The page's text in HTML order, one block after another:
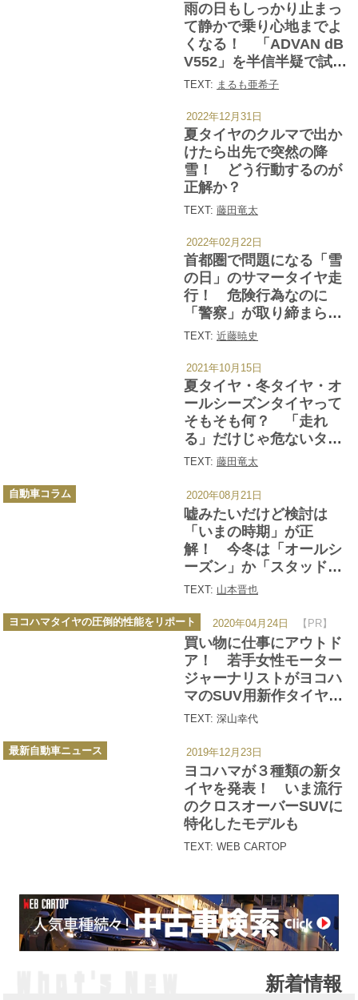
雨の日もしっかり止まっ
て静かで乗り心地までよ
くなる！ 「ADVAN dB
V552」を半信半疑で試し
たら本当にそんな都合の
TEXT: まるも亜希子
夏タイヤのクルマで出か
けたら出先で突然の降
雪！ どう行動するのが
正解か？
TEXT: 藤田竜太
2022年12月31日
首都圏で問題になる「雪
の日」のサマータイヤ走
行！ 危険行為なのに
「警察」が取り締まらな
いワケ
TEXT: 近藤暁史
2022年02月22日
夏タイヤ・冬タイヤ・オ
ールシーズンタイヤって
そもそも何？ 「走れ
る」だけじゃ危ないタイ
ヤの選び方
TEXT: 藤田竜太
2021年10月15日
嘘みたいだけど検討は
「いまの時期」が正
解！ 今冬は「オールシ
ーズン」か「スタッドレ
ス」かドチラを選ぶのが
TEXT: 山本晋也
カ
テ
自動車コラム 2020年08月21日
買い物に仕事にアウトド
ア！ 若手女性モーター
ジャーナリストがヨコハ
マのSUV用新作タイヤを
一週間使い倒した
TEXT: 深山幸代
カ
テヨコハマタイヤの圧倒的性能をリポート 2020年04月24日 【PR】
ヨコハマが３種類の新タ
イヤを発表！ いま流行
のクロスオーバーSUVに
特化したモデルも
TEXT: WEB CARTOP
カ
テ
最新自動車ニュース 2019年12月23日
新着情報